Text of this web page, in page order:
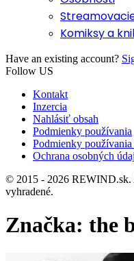
Komiksy a
Have an existing account?
Follow US
Kontakt
Inzercia
Nahlásiť obsah
Podmienky používania
Podmienky používania
Ochrana osobných
© 2015 - 2026 REWIND.sk.
vyhradené.
Značka: the